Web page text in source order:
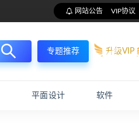
网站公告 VIP协议
专题推荐 升级VIP
平面设计 软件